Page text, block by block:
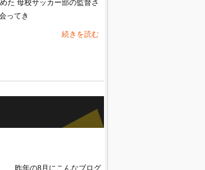
た 母校サッカー部の監督さ
ってき
続きを読む
昨年の8月にこんなブログ